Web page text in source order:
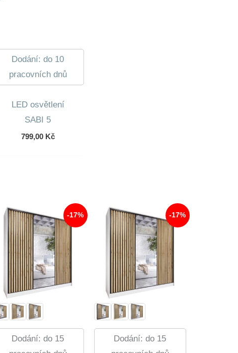
Dodání: do 10
pracovních dnů
LED osvětlení
SABI 5
799,00 Kč
-17%
Dodání: do 15
-17%
Dodání: do 15